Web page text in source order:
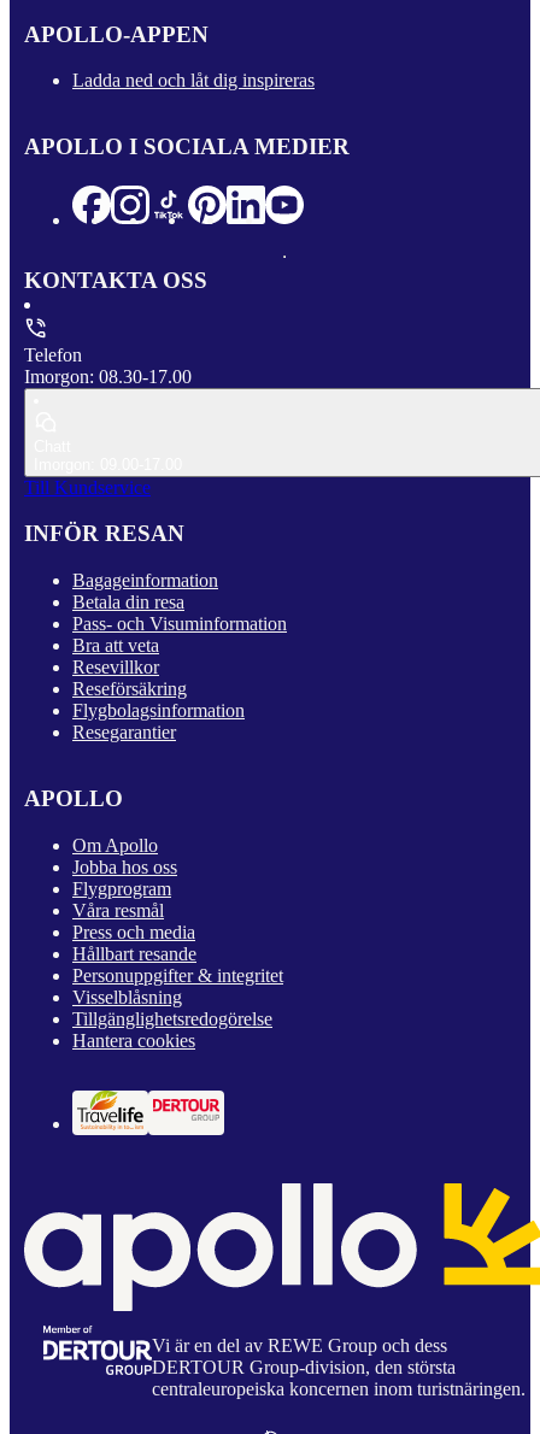
APOLLO-APPEN
Ladda ned och låt dig inspireras
APOLLO I SOCIALA MEDIER
KONTAKTA OSS
Telefon
Imorgon: 08.30-17.00
Till Kundservice
INFÖR RESAN
Bagageinformation
Betala din resa
Pass- och Visuminformation
Bra att veta
Resevillkor
Reseförsäkring
Flygbolagsinformation
Resegarantier
APOLLO
Om Apollo
Jobba hos oss
Flygprogram
Våra resmål
Press och media
Hållbart resande
Personuppgifter & integritet
Visselblåsning
Tillgänglighetsredogörelse
Hantera cookies
Vi är en del av REWE Group och dess
DERTOUR Group-division, den största
centraleuropeiska koncernen inom turistnäringen.